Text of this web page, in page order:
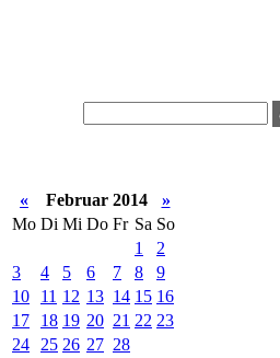
« Februar 2014
»
Mo Di Mi Do Fr Sa So
1
2
3
4 5 6 7 8
9
10
11 12 13 14 15 16
17
18 19 20 21 22 23
24
25 26 27 28